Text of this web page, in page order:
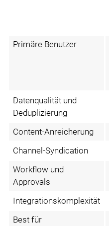
Primäre Benutzer
Datenqualität und
Deduplizierung
Content-Anreicherung
Channel-Syndication
Workflow und
Approvals
Integrationskomplexität
Best für